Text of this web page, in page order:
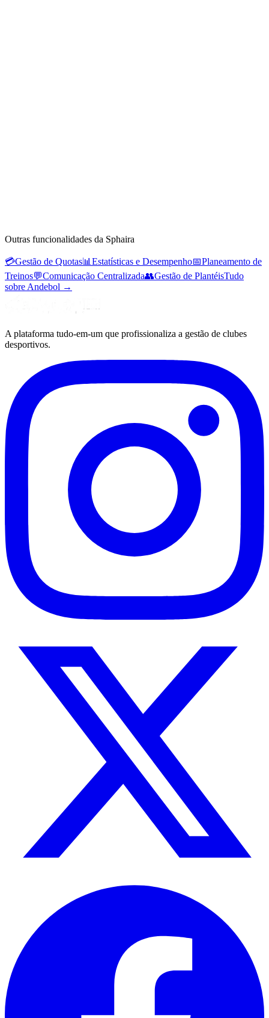
Outras funcionalidades da Sphaira
💳Gestão de Quotas📊 Estatísticas e Desempenho📅Planeamento de
Treinos💬Comunicação Centralizada👥Gestão de PlantéisTudo
sobre Andebol →
A plataforma tudo-em-um que profissionaliza a gestão de clubes
desportivos.